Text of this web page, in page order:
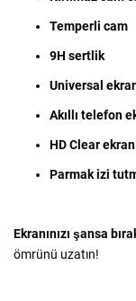
Temperli cam
9H sertlik
Universal
Akıllı telefon
HD Clear
Parmak izi
Ekranınızı şansa
ömrünü uzatın!